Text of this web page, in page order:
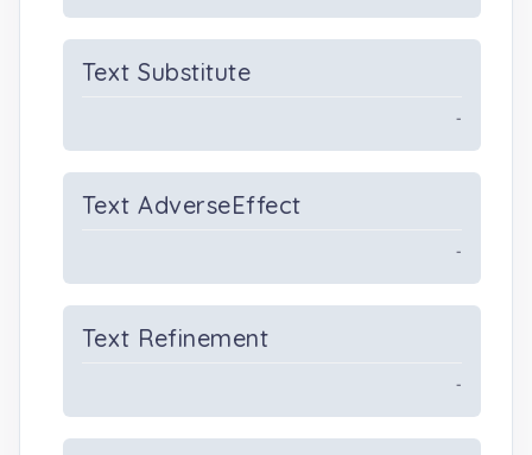
Text Substitute
-
Text AdverseEffect
-
Text Refinement
-